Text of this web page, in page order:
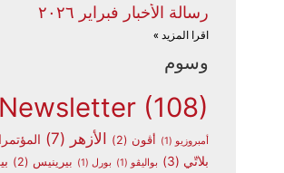
رسالة الأخبار فبراير ٢٠٢٦
اقرا المزيد »
وسوم
Newsletter (108)
أمبروزيو (1) أڤون (2) الأزهر (7)
بلاتّي (3) بواليڤو (1) بورل(1) بيرينيس (2)